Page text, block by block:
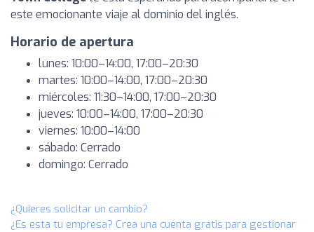
este emocionante viaje al dominio del inglés.
Horario de apertura
lunes: 10:00–14:00, 17:00–20:30
martes: 10:00–14:00, 17:00–20:30
miércoles: 11:30–14:00, 17:00–20:30
jueves: 10:00–14:00, 17:00–20:30
viernes: 10:00–14:00
sábado: Cerrado
domingo: Cerrado
¿Quieres solicitar un cambio?
¿Es esta tu empresa? Crea una cuenta gratis para gestionar